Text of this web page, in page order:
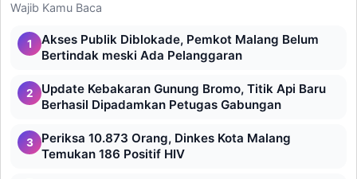
Wajib Kamu Baca
1
Akses Publik Diblokade, Pemkot Malang Belum
Bertindak meski Ada Pelanggaran
2
Update Kebakaran Gunung Bromo, Titik Api Baru
Berhasil Dipadamkan Petugas Gabungan
3
Periksa 10.873 Orang, Dinkes Kota Malang
Temukan 186 Positif HIV